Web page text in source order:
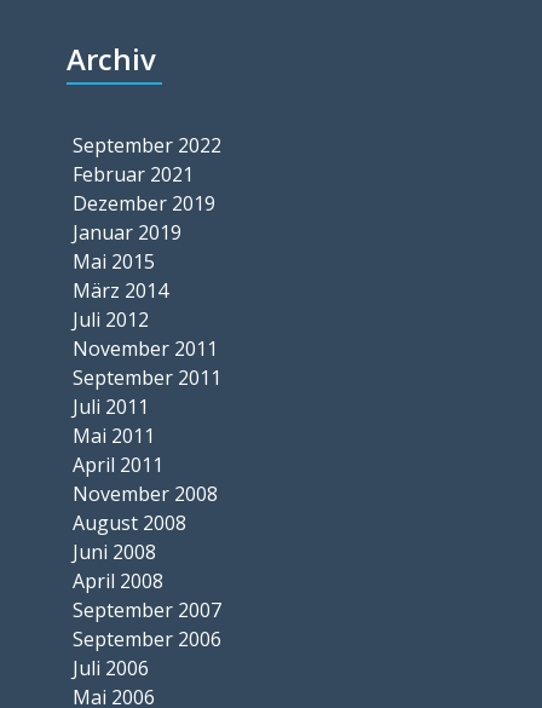
Archiv
September 2022
Februar 2021
Dezember 2019
Januar 2019
Mai 2015
März 2014
Juli 2012
November 2011
September 2011
Juli 2011
Mai 2011
April 2011
November 2008
August 2008
Juni 2008
April 2008
September 2007
September 2006
Juli 2006
Mai 2006